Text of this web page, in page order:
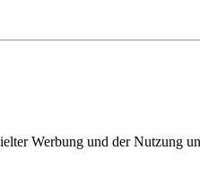
Werbung und der Nutzung